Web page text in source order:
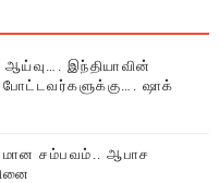
இந்தியாவின்
போட்டவர்களுக்கு…. ஷாக்
சம்பவம்.. ஆபாச